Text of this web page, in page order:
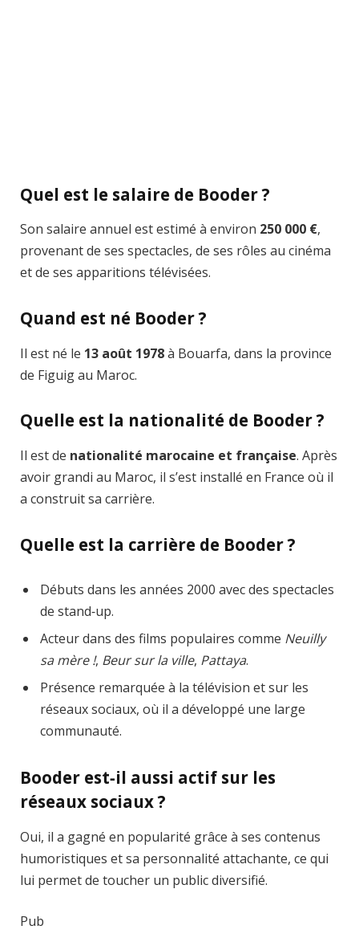
Quel est le salaire de Booder ?
Son salaire annuel est estimé à environ 250 000 €,
provenant de ses spectacles, de ses rôles au cinéma
et de ses apparitions télévisées.
Quand est né Booder ?
Il est né le 13 août 1978à Bouarfa, dans la province
de Figuig au Maroc.
Quelle est la nationalité de Booder ?
Il est de nationalité marocaine et française. Après
avoir grandi au Maroc, il s’est installé en France où il
a construit sa carrière.
Quelle est la carrière de Booder ?
Débuts dans les années 2000 avec des spectacles
de stand‑up.
Acteur dans des films populaires comme Neuilly
sa mère !, Beur sur la ville, Pattaya.
Présence remarquée à la télévision et sur les
réseaux sociaux, où il a développé une large
communauté.
Booder est‑il aussi actif sur les
réseaux sociaux ?
Oui, il a gagné en popularité grâce à ses contenus
humoristiques et sa personnalité attachante, ce qui
lui permet de toucher un public diversifié.
Pub